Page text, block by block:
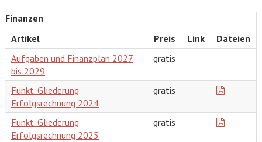
Finanzen
Artikel
Preis Link
Dateien
Aufgaben und Finanzplan 2027
bis 2029
gratis
Funkt. Gliederung
Erfolgsrechnung 2024
gratis
Funkt. Gliederung
Erfolgsrechnung 2025
gratis